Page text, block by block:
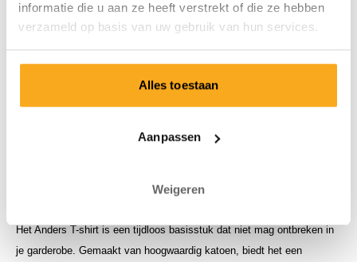
informatie die u aan ze heeft verstrekt of die ze hebben
verzameld op basis van uw gebruik van hun services.
Alles toestaan
Aanpassen
Weigeren
Het Anders T-shirt is een tijdloos basisstuk dat niet mag ontbreken in
je garderobe. Gemaakt van hoogwaardig katoen, biedt het een